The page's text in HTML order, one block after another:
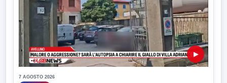
▶
7 AGOSTO 2026